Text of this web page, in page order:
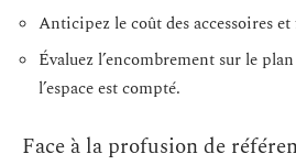
Anticipez le coût des accessoires
Évaluez l’encombrement sur le
l’espace est compté.
Face à la profusion de